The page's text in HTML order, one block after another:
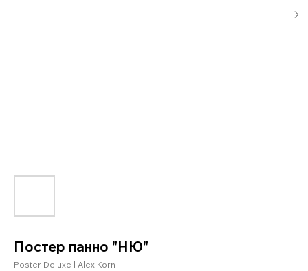
Постер панно "НЮ"
Poster Deluxe | Alex Korn